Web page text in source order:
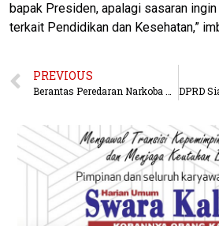
bapak Presiden, apalagi sasaran
terkait Pendidikan dan Kesehatan,”
PREVIOUS